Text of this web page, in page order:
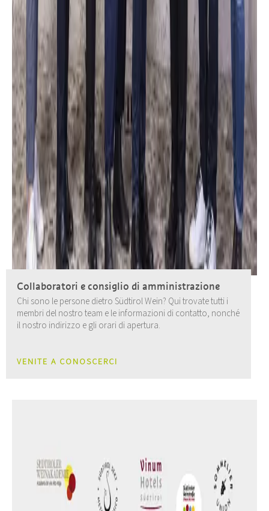
Collaboratori e consiglio di amministrazione
Chi sono le persone dietro Südtirol Wein? Qui trovate tutti i
membri del nostro team e le informazioni di contatto, nonché
il nostro indirizzo e gli orari di apertura.
VENITE A CONOSCERCI